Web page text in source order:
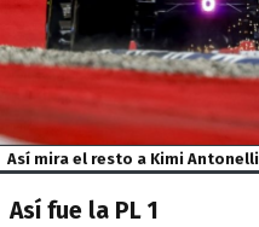
Así mira el resto a Kimi Antonelli
Así fue la PL 1